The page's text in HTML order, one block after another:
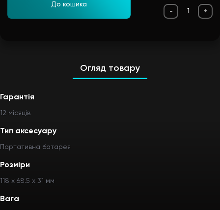
До кошика
- +
Огляд товару
Гарантія
12 мiсяцiв
Тип аксесуару
Портативна батарея
Розміри
118 х 68.5 х 31 мм
Вага